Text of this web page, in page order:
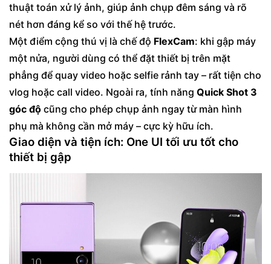
thuật toán xử lý ảnh, giúp ảnh chụp đêm sáng và rõ
nét hơn đáng kể so với thế hệ trước.
Một điểm cộng thú vị là chế độ FlexCam: khi gập máy
một nửa, người dùng có thể đặt thiết bị trên mặt
phẳng để quay video hoặc selfie rảnh tay – rất tiện cho
vlog hoặc call video. Ngoài ra, tính năng Quick Shot 3
góc độ cũng cho phép chụp ảnh ngay từ màn hình
phụ mà không cần mở máy – cực kỳ hữu ích.
Giao diện và tiện ích: One UI tối ưu tốt cho
thiết bị gập